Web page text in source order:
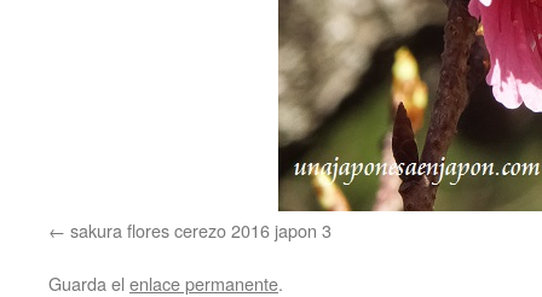
sakura flores cerezo 2016 japon 3
Guarda el enlace permanente.